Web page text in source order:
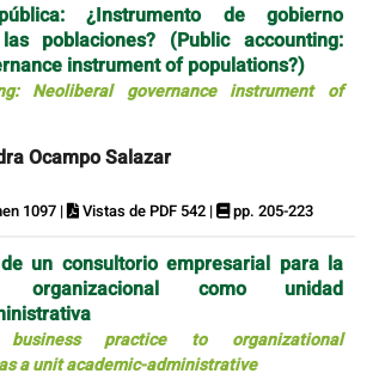
¿Instrumento de gobierno
poblaciones? (Public accounting:
instrument of populations?)
Neoliberal governance instrument of
Ocampo Salazar
1097 | Vistas de PDF 542 | pp. 205-223
un consultorio empresarial para la
organizacional como unidad
practice to organizational
a unit academic-administrative